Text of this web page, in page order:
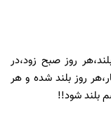
روز صبح زود،در
روز بلند شده و هر
بلند شود!!